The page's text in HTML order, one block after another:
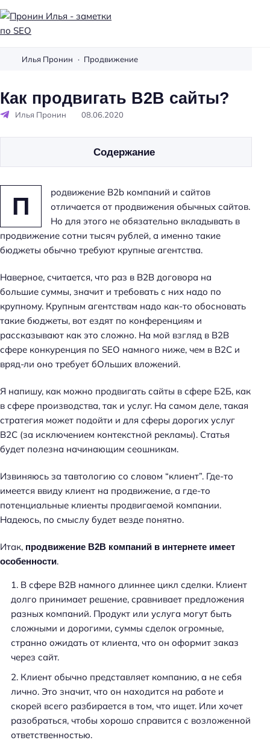
и
н
-
м
е
к
и
п
о
S
E
O
Илья Пронин Продвижение
Как продвигать B2B сайты?
Илья Пронин 08.06.2020
П
родвижение B2b компаний и сайтов
отличается от продвижения обычных сайтов.
Но для этого не обязательно вкладывать в
продвижение сотни тысяч рублей, а именно такие
бюджеты обычно требуют крупные агентства.
Наверное, считается, что раз в B2B договора на
большие суммы, значит и требовать с них надо по
крупному. Крупным агентствам надо как-то обосновать
такие бюджеты, вот ездят по конференциям и
рассказывают как это сложно. На мой взгляд в B2B
сфере конкуренция по SEO намного ниже, чем в B2C и
вряд-ли оно требует бОльших вложений.
Я напишу, как можно продвигать сайты в сфере Б2Б, как
в сфере производства, так и услуг. На самом деле, такая
стратегия может подойти и для сферы дорогих услуг
B2C (за исключением контекстной рекламы). Статья
будет полезна начинающим сеошникам.
Извиняюсь за тавтологию со словом “клиент”. Где-то
имеется ввиду клиент на продвижение, а где-то
потенциальные клиенты продвигаемой компании.
Надеюсь, по смыслу будет везде понятно.
Итак, продвижение B2B компаний в интернете имеет
особенности.
В сфере B2B намного длиннее цикл сделки. Клиент
долго принимает решение, сравнивает предложения
разных компаний. Продукт или услуга могут быть
сложными и дорогими, суммы сделок огромные,
странно ожидать от клиента, что он оформит заказ
через сайт.
Клиент обычно представляет компанию, а не себя
лично. Это значит, что он находится на работе и
скорей всего разбирается в том, что ищет. Или хочет
разобраться, чтобы хорошо справится с возложенной
ответственностью.
Содержание